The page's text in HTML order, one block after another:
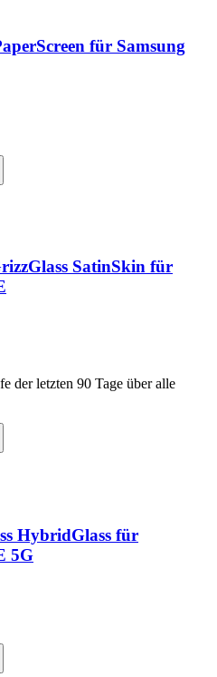
für Samsung
SatinSkin für
der letzten 90 Tage über alle
HybridGlass für
5G